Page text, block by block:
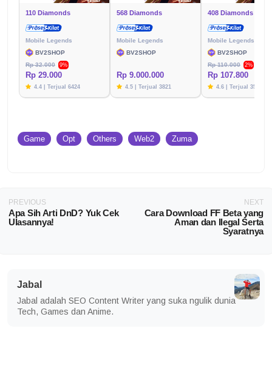
110 Diamonds
Mobile Legends
BV2SHOP
Rp 32.000
9%
Rp 29.000
4.4 | Terjual 6424
568 Diamonds
Mobile Legends
BV2SHOP
Rp 9.000.000
4.5 | Terjual 3821
408 Diamonds
Mobile Legends
BV2SHOP
Rp 110.000
2%
Rp 107.800
4.6 | Terjual 3576
Game Opt Others Web2 Zuma
PREVIOUS
Apa Sih Arti DnD? Yuk Cek
Ulasannya!
NEXT
Cara Download FF Beta yang
Aman dan Ilegal Serta
Syaratnya
Jabal
Jabal adalah SEO Content Writer yang suka ngulik dunia
Tech, Games dan Anime.